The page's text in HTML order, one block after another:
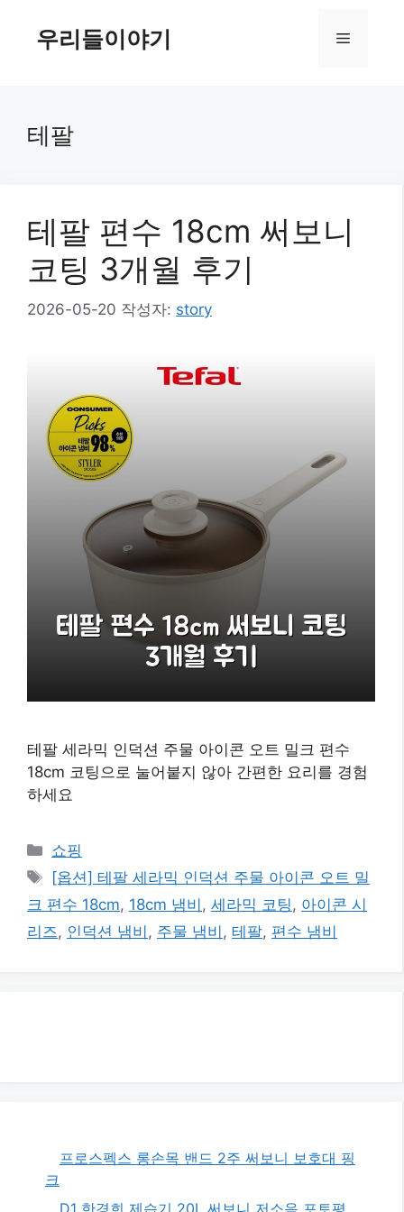
우리들이야기 메
테팔
테팔 편수 18cm 써보니
코팅 3개월 후기
2026-05-20 작성자: story
테팔 세라믹 인덕션 주물 아이콘 오트 밀크 편수
18cm 코팅으로 눌어붙지 않아 간편한 요리를 경험
하세요
카
테
고
리
쇼핑
태
그
[옵션] 테팔 세라믹 인덕션 주물 아이콘 오트 밀
크 편수 18cm, 18cm 냄비 , 세라믹 코팅 , 아이콘 시
리즈 , 인덕션 냄비 , 주물 냄비 , 테팔, 편수 냄비
프로스펙스 롱손목 밴드 2주 써보니 보호대 핑
크
D1 한경희 제습기 20L 써보니 저소음 포토평